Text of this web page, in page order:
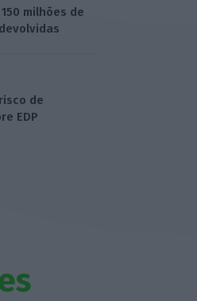
milhões de
de
EDP